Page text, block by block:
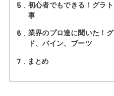
5
初心者でもできる！グラ
事
6
業界のプロ達に聞いた！
ド、バイン、ブーツ
7 まとめ